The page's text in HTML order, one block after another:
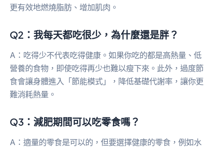
更有效地燃燒脂肪、增加肌肉。
Q2：我每天都吃很少，為什麼還是胖？
A：吃得少不代表吃得健康。如果你吃的都是高熱量、低
營養的食物，即使吃得再少也難以瘦下來。此外，過度節
食會讓身體進入「節能模式」，降低基礎代謝率，讓你更
難消耗熱量。
Q3：減肥期間可以吃零食嗎？
A：適量的零食是可以的，但要選擇健康的零食，例如水